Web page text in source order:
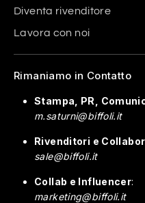
Diventa rivenditore
Lavora con noi
Rimaniamo in Contatto
Stampa, PR,
m.saturni@biffoli.it
Rivenditori e
sale@biffoli.it
Collab e Influencer:
marketing@biffoli.it